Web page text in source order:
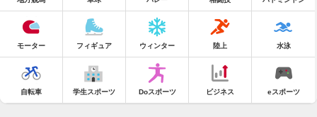
モーター フィギュア ウィンター 陸上 水泳
自転車 学生スポーツ Doスポーツ ビジネス eスポーツ